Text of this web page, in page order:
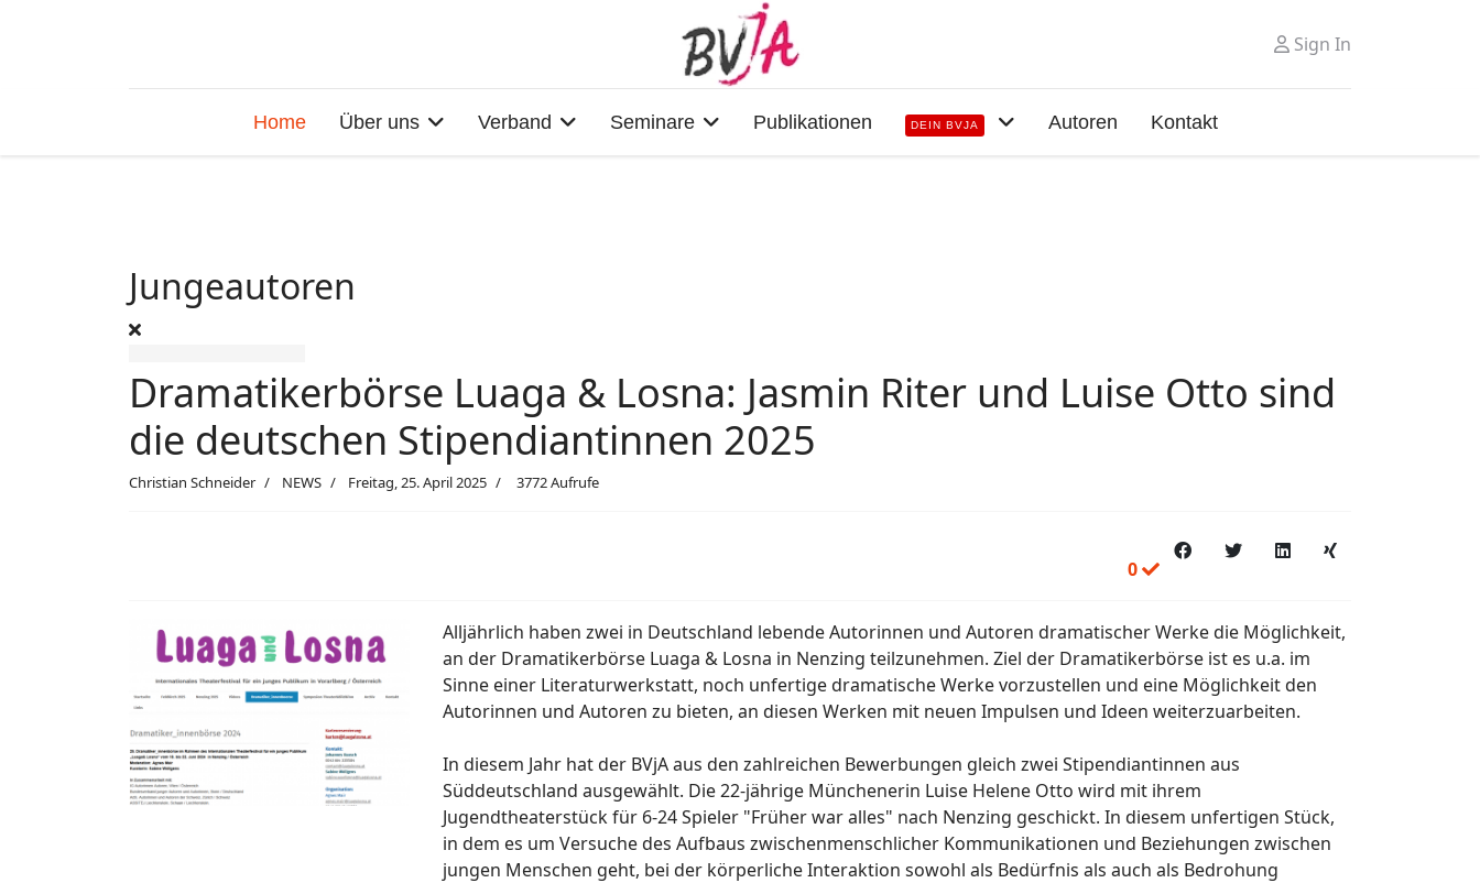
Sign In
Home Über uns Verband Seminare Publikationen DEIN BVJA Autoren Kontakt
Jungeautoren
Dramatikerbörse Luaga & Losna: Jasmin Riter und Luise Otto sind
die deutschen Stipendiantinnen 2025
Christian Schneider NEWS Freitag, 25. April 2025 3772 Aufrufe
0
Alljährlich haben zwei in Deutschland lebende Autorinnen und Autoren dramatischer Werke die Möglichkeit,
an der Dramatikerbörse Luaga & Losna in Nenzing teilzunehmen. Ziel der Dramatikerbörse ist es u.a. im
Sinne einer Literaturwerkstatt, noch unfertige dramatische Werke vorzustellen und eine Möglichkeit den
Autorinnen und Autoren zu bieten, an diesen Werken mit neuen Impulsen und Ideen weiterzuarbeiten.
In diesem Jahr hat der BVjA aus den zahlreichen Bewerbungen gleich zwei Stipendiantinnen aus
Süddeutschland ausgewählt. Die 22-jährige Münchenerin Luise Helene Otto wird mit ihrem
Jugendtheaterstück für 6-24 Spieler "Früher war alles" nach Nenzing geschickt. In diesem unfertigen Stück,
in dem es um Versuche des Aufbaus zwischenmenschlicher Kommunikationen und Beziehungen zwischen
jungen Menschen geht, bei der körperliche Interaktion sowohl als Bedürfnis als auch als Bedrohung